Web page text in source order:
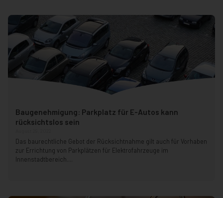
Baugenehmigung: Parkplatz für E-Autos kann
rücksichtslos sein
Das baurechtliche Gebot der Rücksichtnahme gilt auch für Vorhaben
zur Errichtung von Parkplätzen für Elektrofahrzeuge im
Innenstadtbereich....